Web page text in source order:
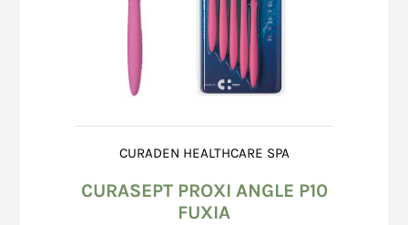
CURADEN HEALTHCARE SPA
CURASEPT PROXI ANGLE P10
FUXIA